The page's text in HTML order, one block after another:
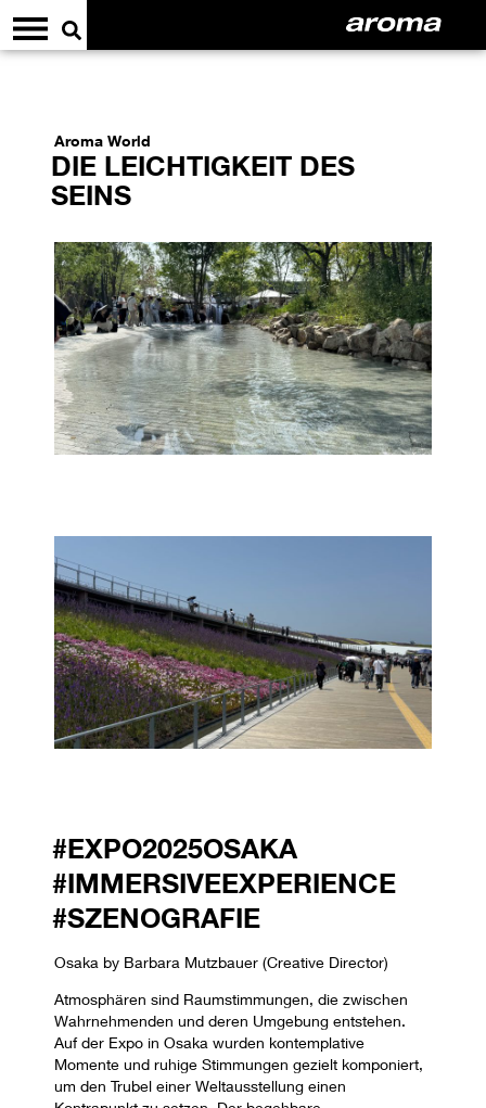
Aroma World
DIE LEICHTIGKEIT DES
SEINS
#EXPO2025OSAKA
#IMMERSIVEEXPERIENCE
#SZENOGRAFIE
Osaka by Barbara Mutzbauer (Creative Director)
Atmosphären sind Raumstimmungen, die zwischen
Wahrnehmenden und deren Umgebung entstehen.
Auf der Expo in Osaka wurden kontemplative
Momente und ruhige Stimmungen gezielt komponiert,
um den Trubel einer Weltausstellung einen